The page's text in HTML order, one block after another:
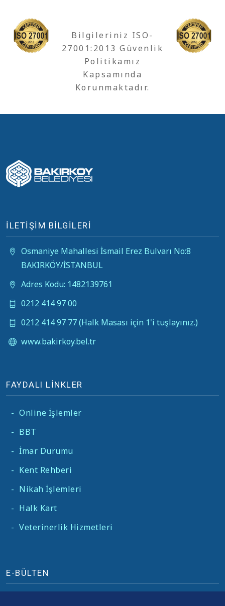
Bilgileriniz ISO-
27001:2013 Güvenlik
Politikamız
Kapsamında
Korunmaktadır.
İLETİŞİM BİLGİLERİ
Osmaniye Mahallesi İsmail Erez Bulvarı No:8
BAKIRKÖY/İSTANBUL
Adres Kodu: 1482139761
0212 414 97 00
0212 414 97 77 (Halk Masası için 1'i tuşlayınız.)
www.bakirkoy.bel.tr
FAYDALI LİNKLER
- Online İşlemler
- BBT
- İmar Durumu
- Kent Rehberi
- Nikah İşlemleri
- Halk Kart
- Veterinerlik Hizmetleri
E-BÜLTEN